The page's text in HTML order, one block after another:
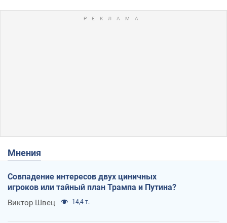
Мнения
Совпадение интересов двух циничных
игроков или тайный план Трампа и Путина?
Виктор Швец 14,4 т.